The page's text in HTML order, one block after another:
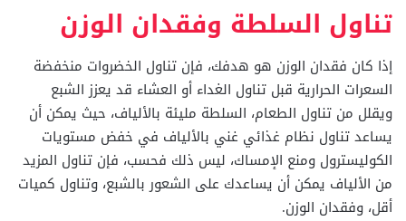
تناول السلطة وفقدان الوزن
إذا كان فقدان الوزن هو هدفك، فإن تناول الخضروات منخفضة
السعرات الحرارية قبل تناول الغداء أو العشاء قد يعزز الشبع
ويقلل من تناول الطعام، السلطة مليئة بالألياف، حيث يمكن أن
يساعد تناول نظام غذائي غني بالألياف في خفض مستويات
الكوليسترول ومنع الإمساك، ليس ذلك فحسب، فإن تناول المزيد
من الألياف يمكن أن يساعدك على الشعور بالشبع، وتناول كميات
أقل، وفقدان الوزن.